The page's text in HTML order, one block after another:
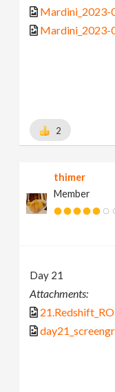
Mardini_2023-
Mardini_2023-
2
thimer
Member
Day 21
Attachments: